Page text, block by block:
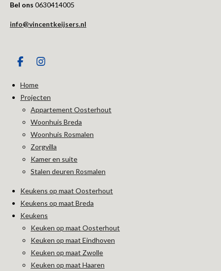
Bel ons 0630414005
info@vincentkeijsers.nl
F
c
e
b
o
o
k
I
t
a
g
r
m
Home
Projecten
Appartement Oosterhout
Woonhuis Breda
Woonhuis Rosmalen
Zorgvilla
Kamer en suite
Stalen deuren Rosmalen
Keukens op maat Oosterhout
Keukens op maat Breda
Keukens
Keuken op maat Oosterhout
Keuken op maat Eindhoven
Keuken op maat Zwolle
Keuken op maat Haaren